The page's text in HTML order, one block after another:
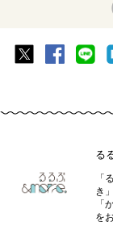
る
「
き
「
を